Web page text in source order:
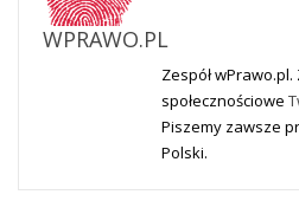
WPRAWO.PL
Zespół
społecznościowe
Piszemy zawsze
Polski.